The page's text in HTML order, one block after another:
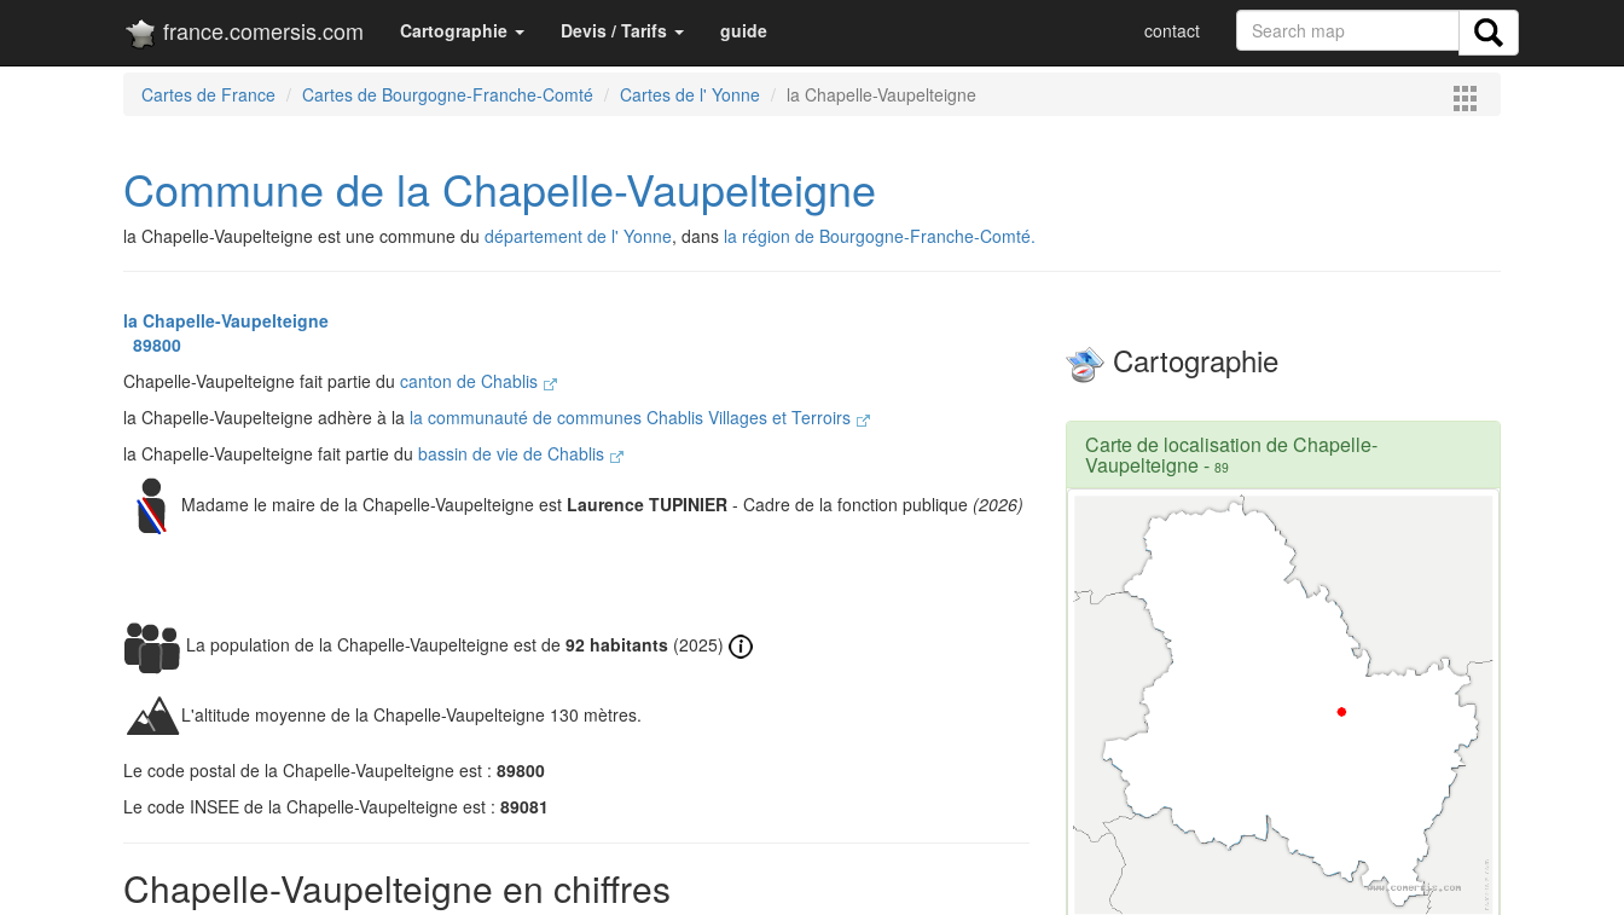
france.comersis.com Cartographie Devis / Tarifs guide contact
Cartes de France Cartes de Bourgogne-Franche-Comté Cartes de l' Yonne la Chapelle-Vaupelteigne
Commune de la Chapelle-Vaupelteigne
la Chapelle-Vaupelteigne est une commune du département de l' Yonne, dans la région de Bourgogne-Franche-Comté.
la Chapelle-Vaupelteigne
89800
Chapelle-Vaupelteigne fait partie du canton de Chablis
la Chapelle-Vaupelteigne adhère à la la communauté de communes Chablis Villages et Terroirs
la Chapelle-Vaupelteigne fait partie du bassin de vie de Chablis
Madame le maire de la Chapelle-Vaupelteigne est Laurence TUPINIER - Cadre de la fonction publique (2026)
La population de la Chapelle-Vaupelteigne est de 92 habitants (2025)
L'altitude moyenne de la Chapelle-Vaupelteigne 130 mètres.
Le code postal de la Chapelle-Vaupelteigne est : 89800
Le code INSEE de la Chapelle-Vaupelteigne est : 89081
Chapelle-Vaupelteigne en chiffres
Cartographie
Carte de localisation de Chapelle-
Vaupelteigne- 89